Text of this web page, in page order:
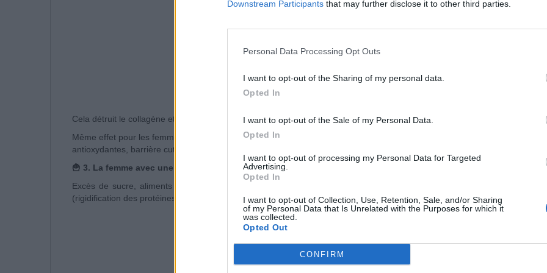
Downstream Participants that may further disclose it to other third parties.
Personal Data Processing Opt Outs
I want to opt-out of the Sharing of my personal data.
Opted In
I want to opt-out of the Sale of my Personal Data.
Opted In
I want to opt-out of processing my Personal Data for Targeted
Advertising.
Opted In
I want to opt-out of Collection, Use, Retention, Sale, and/or Sharing
of my Personal Data that Is Unrelated with the Purposes for which it
was collected.
Opted Out
CONFIRM
Cela détruit le collagène et l’élastine → rides prématurées, peau grise.
Même effet pour les femmes vivant dans des zones très polluées sans protection (crèmes
antioxydantes, barrière cutanée).
🍟 3. La femme avec une mauvaise alimentation
Excès de sucre, aliments ultra-transformés, carences en vitamines → inflammation et glycation
(rigidification des protéines de la peau).
EST DE NE PAS
POUR PROTÉGER
DU DOS ET